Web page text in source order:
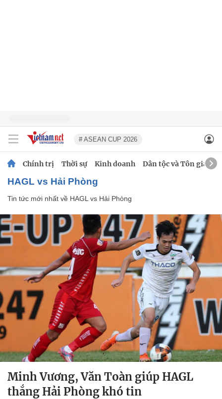
# ASEAN CUP 2026
Chính trị Thời sự Kinh doanh Dân tộc và Tôn giáo
HAGL vs Hải Phòng
Tin tức mới nhất về HAGL vs Hải Phòng
Minh Vương, Văn Toàn giúp HAGL
thắng Hải Phòng khó tin